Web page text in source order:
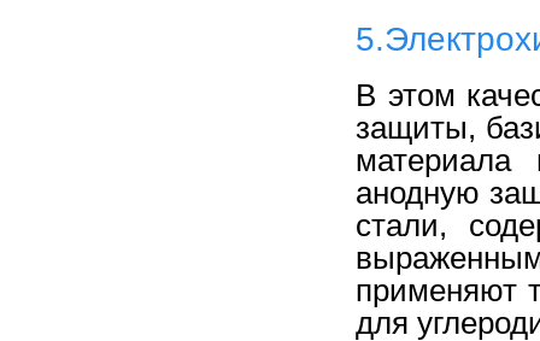
В этом
защиты,
материала
анодную
стали,
применяют
для